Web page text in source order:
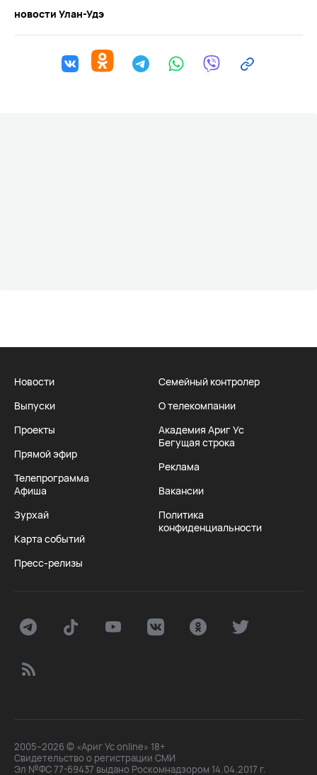
новости Улан-Удэ
Новости
Выпуски
Проекты
Прямой эфир
Телепрограмма
Афиша
Зурхай
Карта событий
Пресс-релизы
Семейный контролер
О телекомпании
Академия Ариг Ус
Бегущая строка
Реклама
Вакансии
Политика
конфиденциальности
2005–2026 © «Ариг Ус online» 18+
Свидетельство о регистрации СМИ
Эл №ФС 77-69437 выдано Роскомнадзором 14.04.2017 г.